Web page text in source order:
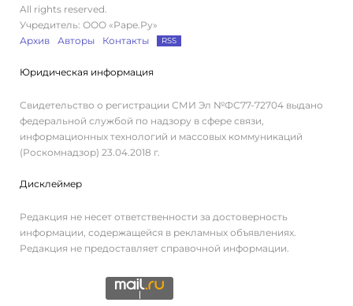
All rights reserved.
Учредитель: ООО «Раре.Ру»
Архив
Авторы Контакты RSS
Юридическая информация
Свидетельство о регистрации СМИ Эл №ФС77-72704 выдано
федеральной службой по надзору в сфере связи,
информационных технологий и массовых коммуникаций
(Роскомнадзор) 23.04.2018 г.
Дисклеймер
Редакция не несет ответственности за достоверность
информации, содержащейся в рекламных объявлениях.
Редакция не предоставляет справочной информации.